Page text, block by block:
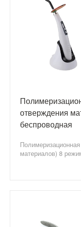
отверждения
беспроводная
материалов) 8